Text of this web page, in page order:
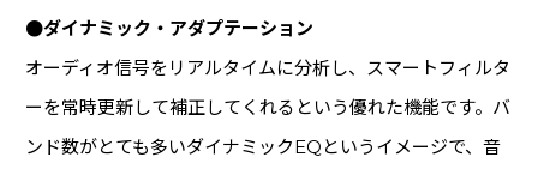
●ダイナミック・アダプテーション
オーディオ信号をリアルタイムに分析し、スマートフィルタ
ーを常時更新して補正してくれるという優れた機能です。バ
ンド数がとても多いダイナミックEQというイメージで、音